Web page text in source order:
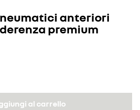
anteriori
premium
al carrello